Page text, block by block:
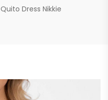
Quito Dress Nikkie